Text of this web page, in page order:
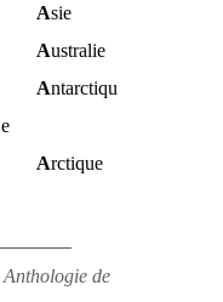
Asie
Australie
Antarctiqu
e
Arctique
Anthologie de